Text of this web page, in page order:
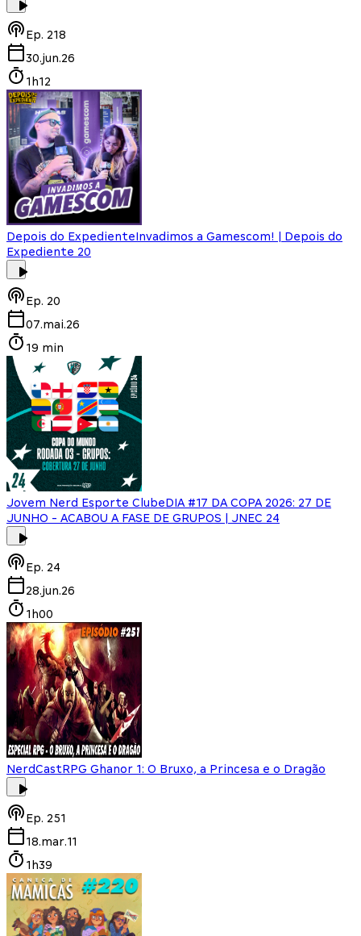
Ep. 218
30.jun.26
1h12
Depois do ExpedienteInvadimos a Gamescom! | Depois do
Expediente 20
Ep. 20
07.mai.26
19 min
Jovem Nerd Esporte ClubeDIA #17 DA COPA 2026: 27 DE
JUNHO - ACABOU A FASE DE GRUPOS | JNEC 24
Ep. 24
28.jun.26
1h00
NerdCastRPG Ghanor 1: O Bruxo, a Princesa e o Dragão
Ep. 251
18.mar.11
1h39